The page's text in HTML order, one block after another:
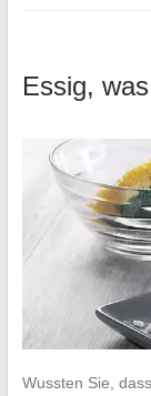
Essig,
Wussten Sie,